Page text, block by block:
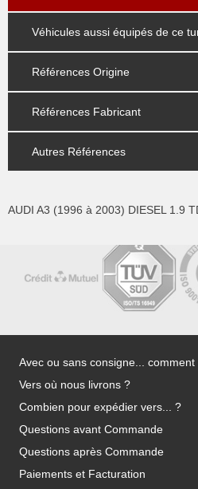
Véhicules aussi équipés de ce
Références Origine
Références Fabricant
Autres Références
AUDI A3 (1996 à 2003) DIESEL 1.9
Avec ou sans consigne...
Vers où nous livrons ?
Combien pour expédier vers... ?
Questions avant Commande
Questions après Commande
Paiements et Facturation